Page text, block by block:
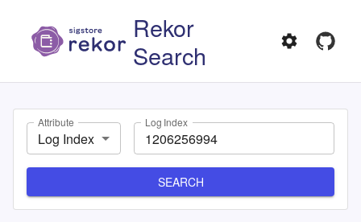
Rekor
Search
Attribute
Log Index
Log Index
SEARCH